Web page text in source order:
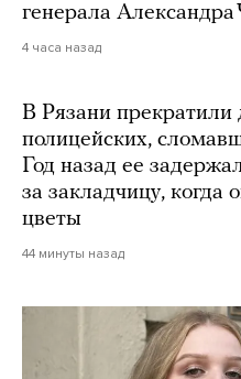
генерала Александра
4 часа назад
В Рязани прекратили
полицейских,
Год назад ее
за закладчицу, когда
цветы
44 минуты назад